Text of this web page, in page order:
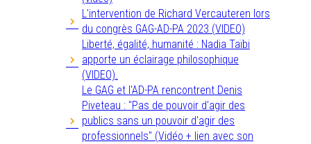
L'intervention de Richard Vercauteren lors
du congrès GAG-AD-PA 2023 (VIDEO)
Liberté, égalité, humanité : Nadia Taïbi
apporte un éclairage philosophique
(VIDEO).
Le GAG et l'AD-PA rencontrent Denis
Piveteau : "Pas de pouvoir d'agir des
publics sans un pouvoir d'agir des
professionnels" (Vidéo + lien avec son